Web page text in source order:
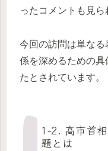
ったコメントも見ら
今回の訪問は単な
係を深めるための
たとされています。
1-2. 高市首
題とは